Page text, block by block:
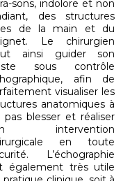
sons, indolore et non
des structures
de la main et du
Le chirurgien
ainsi guider son
sous contrôle
afin de
visualiser les
anatomiques à
pas blesser et réaliser
intervention
en toute
L’échographie
également très utile